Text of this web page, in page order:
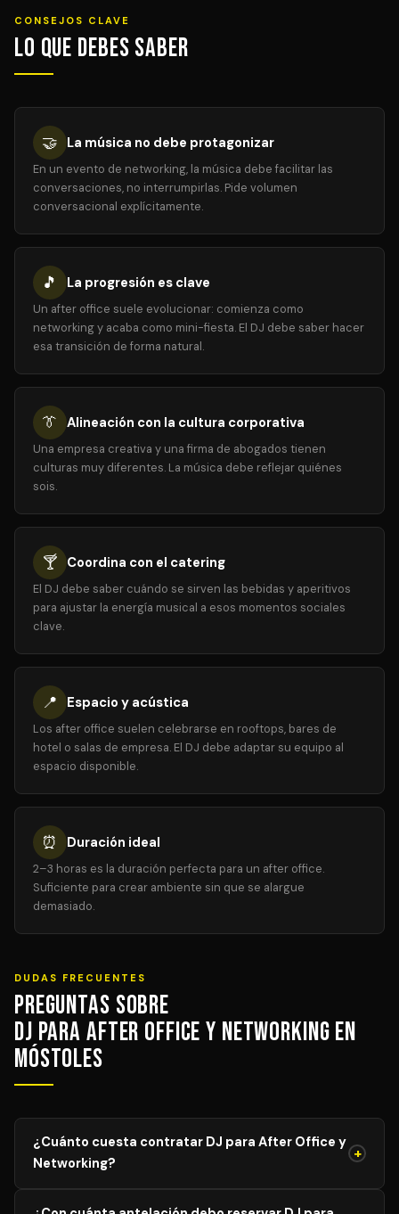
CONSEJOS CLAVE
Lo que debes saber
🤝 La música no debe protagonizar
En un evento de networking, la música debe facilitar las
conversaciones, no interrumpirlas. Pide volumen
conversacional explícitamente.
🎵 La progresión es clave
Un after office suele evolucionar: comienza como
networking y acaba como mini-fiesta. El DJ debe saber hacer
esa transición de forma natural.
👔 Alineación con la cultura corporativa
Una empresa creativa y una firma de abogados tienen
culturas muy diferentes. La música debe reflejar quiénes
sois.
🍸 Coordina con el catering
El DJ debe saber cuándo se sirven las bebidas y aperitivos
para ajustar la energía musical a esos momentos sociales
clave.
📍 Espacio y acústica
Los after office suelen celebrarse en rooftops, bares de
hotel o salas de empresa. El DJ debe adaptar su equipo al
espacio disponible.
⏰ Duración ideal
2–3 horas es la duración perfecta para un after office.
Suficiente para crear ambiente sin que se alargue
demasiado.
DUDAS FRECUENTES
Preguntas sobre
DJ para After Office y Networking en
Móstoles
¿Cuánto cuesta contratar DJ para After Office y
Networking?
+